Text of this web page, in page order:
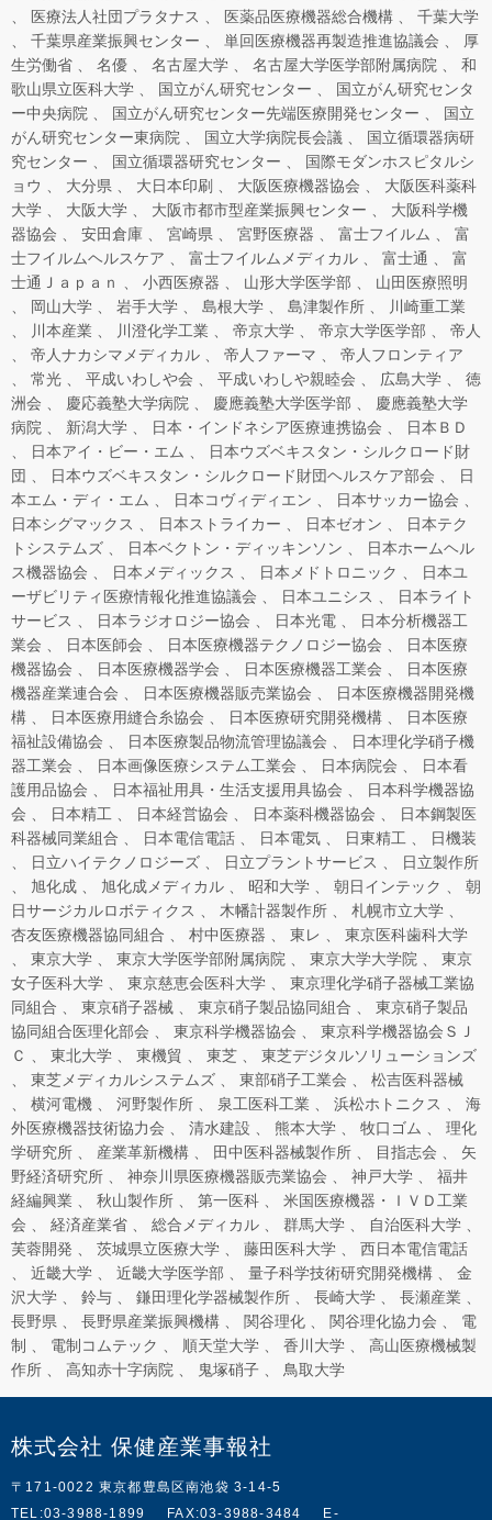
医療法人社団プラタナス
医薬品医療機器総合機構
千葉大学
千葉県産業振興センター
単回医療機器再製造推進協議会
厚
生労働省
名優 名古屋大学 名古屋大学医学部附属病院
和
歌山県立医科大学
国立がん研究センター
国立がん研究センタ
ー中央病院
国立がん研究センター先端医療開発センター
国立
がん研究センター東病院
国立大学病院長会議
国立循環器病研
究センター
国立循環器研究センター
国際モダンホスピタルシ
ョウ
大分県 大日本印刷 大阪医療機器協会
大阪医科薬科
大学
大阪大学 大阪市都市型産業振興センター
大阪科学機
器協会
安田倉庫 宮崎県 宮野医療器 富士フイルム
富
士フイルムヘルスケア
富士フイルムメディカル 富士通
富
士通Ｊａｐａｎ
小西医療器 山形大学医学部
山田医療照明
岡山大学
岩手大学 島根大学 島津製作所
川崎重工業
川本産業
川澄化学工業 帝京大学 帝京大学医学部
帝人
帝人ナカシマメディカル
帝人ファーマ
帝人フロンティア
常光
平成いわしや会 平成いわしや親睦会 広島大学
徳
洲会
慶応義塾大学病院 慶應義塾大学医学部
慶應義塾大学
病院
新潟大学 日本・インドネシア医療連携協会
日本ＢＤ
日本アイ・ビー・エム
日本ウズベキスタン・シルクロード財
団
日本ウズベキスタン・シルクロード財団ヘルスケア部会
日
本エム・ディ・エム
日本コヴィディエン
日本サッカー協会
日本シグマックス
日本ストライカー 日本ゼオン
日本テク
トシステムズ
日本ベクトン・ディッキンソン
日本ホームヘル
ス機器協会
日本メディックス 日本メドトロニック
日本ユ
ーザビリティ医療情報化推進協議会
日本ユニシス
日本ライト
サービス
日本ラジオロジー協会 日本光電
日本分析機器工
業会
日本医師会 日本医療機器テクノロジー協会
日本医療
機器協会
日本医療機器学会 日本医療機器工業会
日本医療
機器産業連合会
日本医療機器販売業協会
日本医療機器開発機
構
日本医療用縫合糸協会 日本医療研究開発機構
日本医療
福祉設備協会
日本医療製品物流管理協議会
日本理化学硝子機
器工業会
日本画像医療システム工業会 日本病院会
日本看
護用品協会
日本福祉用具・生活支援用具協会
日本科学機器協
会
日本精工 日本経営協会 日本薬科機器協会
日本鋼製医
科器械同業組合
日本電信電話 日本電気 日東精工
日機装
日立ハイテクノロジーズ
日立プラントサービス
日立製作所
旭化成
旭化成メディカル 昭和大学 朝日インテック
朝
日サージカルロボティクス
木幡計器製作所
札幌市立大学
杏友医療機器協同組合
村中医療器 東レ
東京医科歯科大学
東京大学
東京大学医学部附属病院 東京大学大学院
東京
女子医科大学
東京慈恵会医科大学
東京理化学硝子器械工業協
同組合
東京硝子器械 東京硝子製品協同組合
東京硝子製品
協同組合医理化部会
東京科学機器協会
東京科学機器協会ＳＪ
Ｃ
東北大学 東機貿 東芝
東芝デジタルソリューションズ
東芝メディカルシステムズ
東部硝子工業会
松吉医科器械
横河電機
河野製作所 泉工医科工業 浜松ホトニクス
海
外医療機器技術協力会
清水建設 熊本大学 牧口ゴム
理化
学研究所
産業革新機構 田中医科器械製作所 目指志会
矢
野経済研究所
神奈川県医療機器販売業協会 神戸大学
福井
経編興業
秋山製作所 第一医科
米国医療機器・ＩＶＤ工業
会
経済産業省 総合メディカル 群馬大学
自治医科大学
芙蓉開発
茨城県立医療大学 藤田医科大学
西日本電信電話
近畿大学
近畿大学医学部 量子科学技術研究開発機構
金
沢大学
鈴与 鎌田理化学器械製作所 長崎大学
長瀬産業
長野県
長野県産業振興機構 関谷理化 関谷理化協力会
電
制
電制コムテック 順天堂大学 香川大学
高山医療機械製
作所
高知赤十字病院 鬼塚硝子 鳥取大学
株式会社 保健産業事報社
〒171-0022 東京都豊島区南池袋 3-14-5
TEL:03-3988-1899
FAX:03-3988-3484 E-